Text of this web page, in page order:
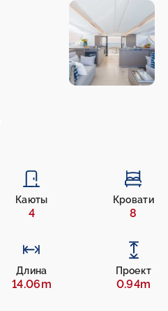
Каюты
4
Кровати
8
Длина
14.06m
Проект
0.94m